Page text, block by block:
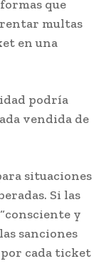
que
multas
en una
podría
vendida de
situaciones
Si las
y
sanciones
cada ticket